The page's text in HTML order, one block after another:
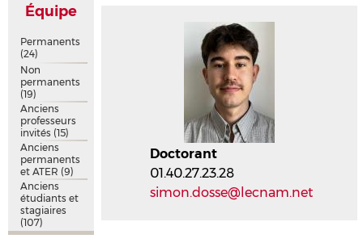
Doctorant
01.40.27.23.28
simon.dosse@lecnam.net
Équipe
Permanents
(24)
Non
permanents
(19)
Anciens
professeurs
invités (15)
Anciens
permanents
et ATER (9)
Anciens
étudiants et
stagiaires
(107)